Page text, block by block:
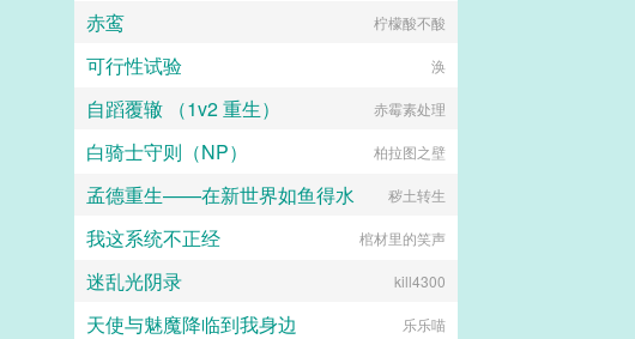
赤鸾 柠檬酸不酸
可行性试验 涣
自蹈覆辙 （1v2 重生） 赤霉素处理
白骑士守则（NP） 柏拉图之壁
孟德重生——在新世界如鱼得水 秽土转生
我这系统不正经 棺材里的笑声
迷乱光阴录 kill4300
天使与魅魔降临到我身边 乐乐喵